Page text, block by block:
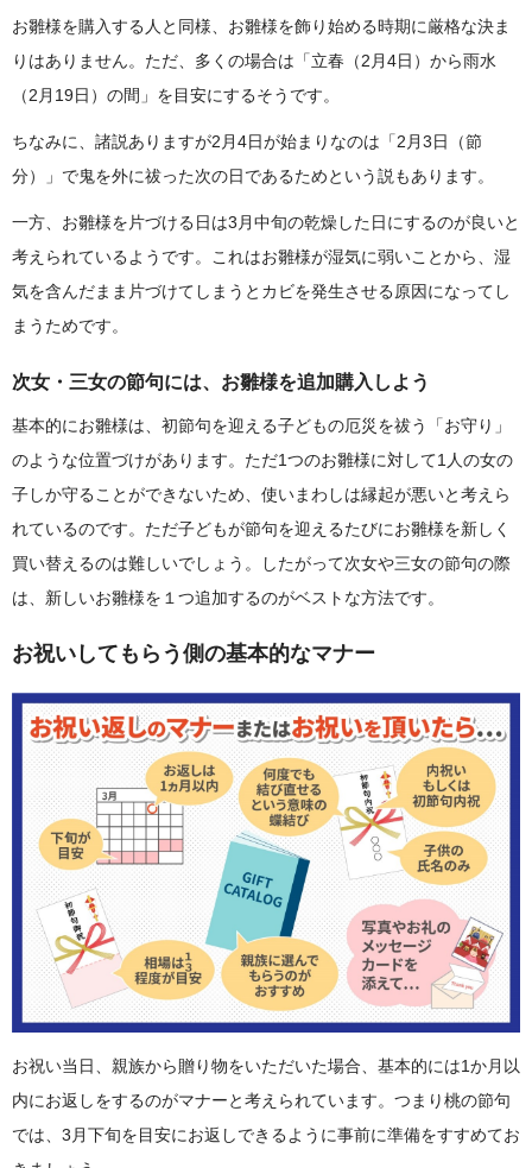
お雛様を購入する人と同様、お雛様を飾り始める時期に厳格な決ま
りはありません。ただ、多くの場合は「立春（2月4日）から雨水
（2月19日）の間」を目安にするそうです。
ちなみに、諸説ありますが2月4日が始まりなのは「2月3日（節
分）」で鬼を外に祓った次の日であるためという説もあります。
一方、お雛様を片づける日は3月中旬の乾燥した日にするのが良いと
考えられているようです。これはお雛様が湿気に弱いことから、湿
気を含んだまま片づけてしまうとカビを発生させる原因になってし
まうためです。
次女・三女の節句には、お雛様を追加購入しよう
基本的にお雛様は、初節句を迎える子どもの厄災を祓う「お守り」
のような位置づけがあります。ただ1つのお雛様に対して1人の女の
子しか守ることができないため、使いまわしは縁起が悪いと考えら
れているのです。ただ子どもが節句を迎えるたびにお雛様を新しく
買い替えるのは難しいでしょう。したがって次女や三女の節句の際
は、新しいお雛様を１つ追加するのがベストな方法です。
お祝いしてもらう側の基本的なマナー
お祝い当日、親族から贈り物をいただいた場合、基本的には1か月以
内にお返しをするのがマナーと考えられています。つまり桃の節句
では、3月下旬を目安にお返しできるように事前に準備をすすめてお